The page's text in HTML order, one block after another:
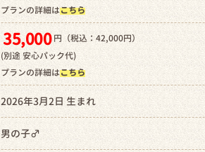
プランの詳細はこちら
35,000 円（税込：42,000円）
(別途 安心パック代)
プランの詳細はこちら
2026年3月2日 生まれ
男の子♂